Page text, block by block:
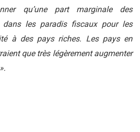
qu’une part marginale des
dans les paradis fiscaux pour les
à des pays riches. Les pays en
que très légèrement augmenter